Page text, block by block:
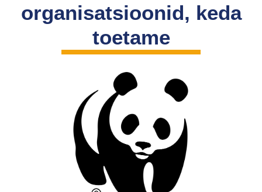
organisatsioonid, keda
toetame